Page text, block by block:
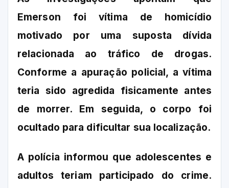
Emerson foi vítima de homicídio
motivado por uma suposta dívida
relacionada ao tráfico de drogas.
Conforme a apuração policial, a vítima
teria sido agredida fisicamente antes
de morrer. Em seguida, o corpo foi
ocultado para dificultar sua localização.
A polícia informou que adolescentes e
adultos teriam participado do crime.